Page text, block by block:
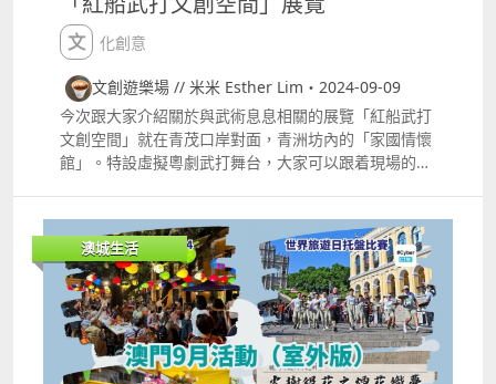
風抬頭賞月，真係夠晒浪漫～ 珠海前山河濱公園 前山
河旁邊有個前山河濱公園，喺珠海賞月必去之地，有寬
敞嘅廣場，亦有舒適嘅水邊露台，望住白石橋嘅夜景，
喺中秋夜欣賞迷人嘅月色，別有一番風味！ 橫琴 花海
長廊 橫琴嘅花海長廊喺近年大熱嘅地方，仲有得露營燒
烤添，一家人中秋夜一邊燒烤一邊賞月都好滿足！露營
燒烤服務可於網上預訂 橫琴天沐河賽艇公園 今年嘅天
沐河賽艇公園會舉行ldquo;琴澳家宴rdquo;中秋活動！
於9月15日起至一連 3天舉行中秋歡慶活動，涵蓋文藝
表演、市集美食、無人機表演、遊園露營、時光囊等多
個環節，大家可以去參與！ 如果大家有其他中秋賞月好
地方推介都可以留言比小編知！
文化創意
文創遊樂場 // 米米 Esther Lim・2024-09-09
今次跟大家介紹關於與武術息息相關的展覽「紅船武打
文創空間」就在青茂口岸對面，青洲坊內的「家國情懷
館」。特設虛擬粵劇武打舞台，大家可以跟着現場的粵
79259 時間：上午十時至下午七時逢星期一閉館 地
點：澳門青洲大馬路青怡大廈第二座地下D舖「家國情
懷館」 作品提供 梧州市粵劇臉譜傳承人張福偉、深圳
羅湖區粵劇臉譜傳承人彭芳粵劇名家 國家一級演員彭熾
權、國家一級演員彭慶華、廣東省曲藝家協會副主席朱
振華、澳門文化推廣大使鄧華超、澳門著名粵劇編導鄧
奕生
澳城生活